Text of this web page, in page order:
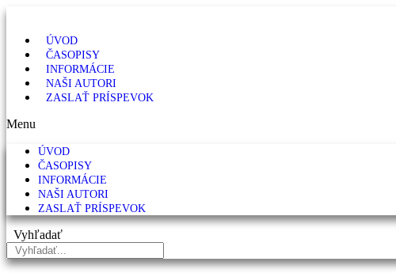
ÚVOD
ČASOPISY
INFORMÁCIE
NAŠI AUTORI
ZASLAŤ PRÍSPEVOK
Menu
ÚVOD
ČASOPISY
INFORMÁCIE
NAŠI AUTORI
ZASLAŤ PRÍSPEVOK
Vyhľadať